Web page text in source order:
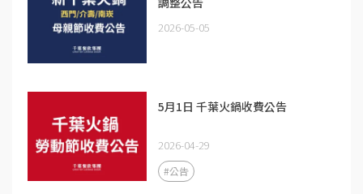
2026-05-05
5月1日 千葉火鍋收費公告
2026-04-29
#公告